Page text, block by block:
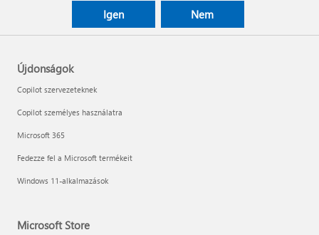
Igen Nem
Újdonságok
Copilot szervezeteknek
Copilot személyes használatra
Microsoft 365
Fedezze fel a Microsoft termékeit
Windows 11-alkalmazások
Microsoft Store